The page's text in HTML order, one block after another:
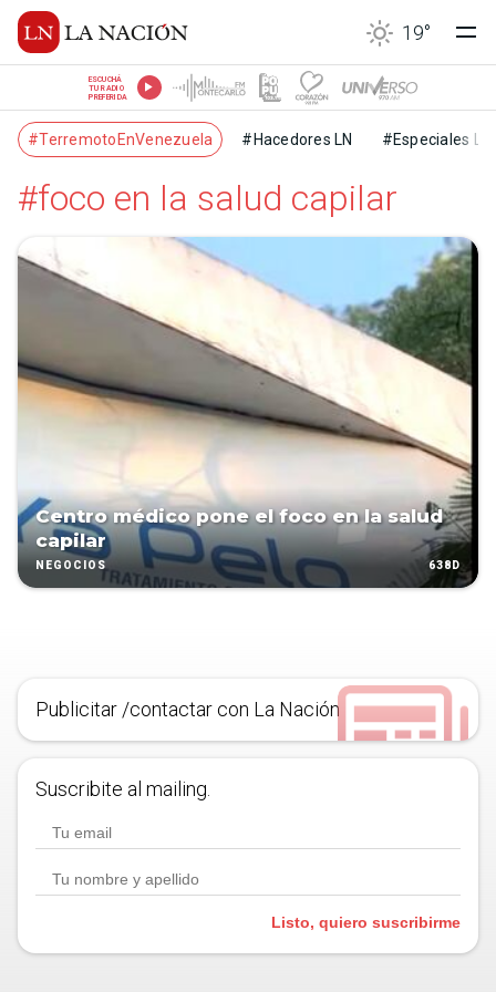
19°
ESCUCHÁ
TU RADIO
PREFERIDA
#TerremotoEnVenezuela #Hacedores LN #Especiales LN
#foco en la salud capilar
Centro médico pone el foco en la salud
capilar
NEGOCIOS 638D
Publicitar /contactar con La Nación
Suscribite al mailing.
Listo, quiero suscribirme